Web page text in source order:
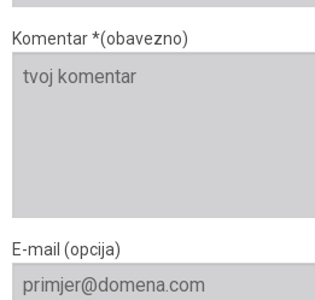
Komentar *(obavezno)
E-mail (opcija)